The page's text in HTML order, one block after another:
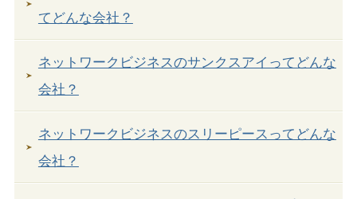
てどんな会社？
ネットワークビジネスのサンクスアイってどんな
会社？
ネットワークビジネスのスリーピースってどんな
会社？